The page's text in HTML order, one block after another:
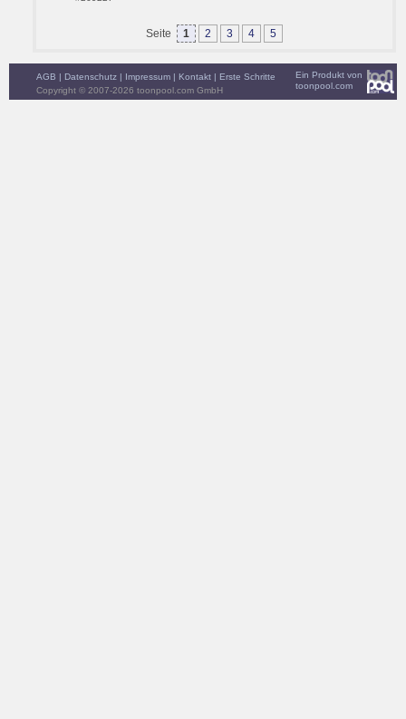
Seite 1 2 3 4 5
Ein Produkt von
toonpool.com
AGB | Datenschutz | Impressum | Kontakt | Erste Schritte
Copyright © 2007-2026 toonpool.com GmbH